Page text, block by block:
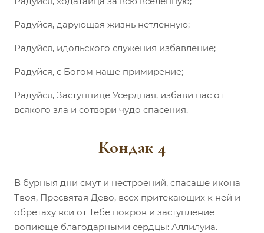
Радуйся, дарующая жизнь нетленную;
Радуйся, идольского служения избавление;
Радуйся, с Богом наше примирение;
Радуйся, Заступнице Усердная, избави нас от
всякого зла и сотвори чудо спасения.
Кондак 4
В бурныя дни смут и нестроений, спасаше икона
Твоя, Пресвятая Дево, всех притекающих к ней и
обретаху вси от Тебе покров и заступление
вопиюще благодарными сердцы: Аллилуиа.